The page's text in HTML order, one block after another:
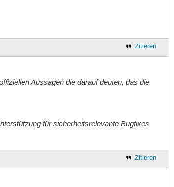
Zitieren
Aussagen die darauf deuten, das die
für sicherheitsrelevante Bugfixes
Zitieren